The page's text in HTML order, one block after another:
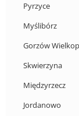
Pyrzyce
Myślibórz
Gorzów
Skwierzyna
Międzyrzecz
Jordanowo